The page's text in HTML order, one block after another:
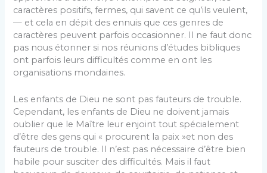
caractères positifs, fermes, qui savent ce qu’ils veulent,
— et cela en dépit des ennuis que ces genres de
caractères peuvent parfois occasionner. Il ne faut donc
pas nous étonner si nos réunions d’études bibliques
ont parfois leurs difficultés comme en ont les
organisations mondaines.
Les enfants de Dieu ne sont pas fauteurs de trouble.
Cependant, les enfants de Dieu ne doivent jamais
oublier que le Maître leur enjoint tout spécialement
d’être des gens qui « procurent la paix »et non des
fauteurs de trouble. Il n’est pas nécessaire d’être bien
habile pour susciter des difficultés. Mais il faut